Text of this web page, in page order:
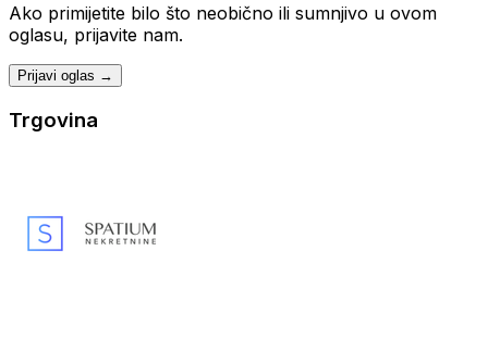
Ako primijetite bilo što neobično ili sumnjivo u ovom
oglasu, prijavite nam.
Prijavi oglas →
Trgovina